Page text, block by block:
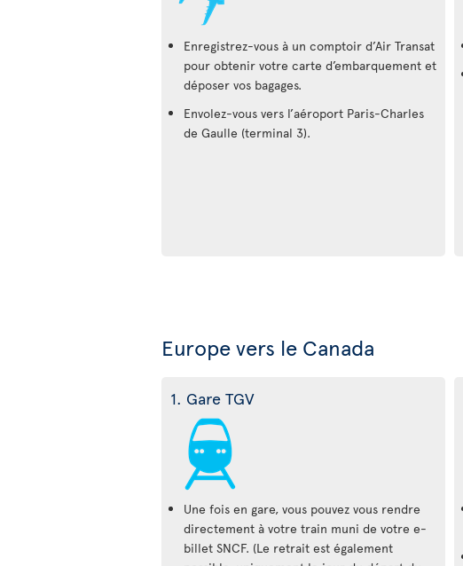
Enregistrez-vous à un comptoir d’Air Transat
pour obtenir votre carte d’embarquement et
déposer vos bagages.
Envolez-vous vers l’aéroport Paris-Charles
de Gaulle (terminal 3).
Europe vers le Canada
1. Gare TGV
Une fois en gare, vous pouvez vous rendre
directement à votre train muni de votre e-
billet SNCF. (Le retrait est également